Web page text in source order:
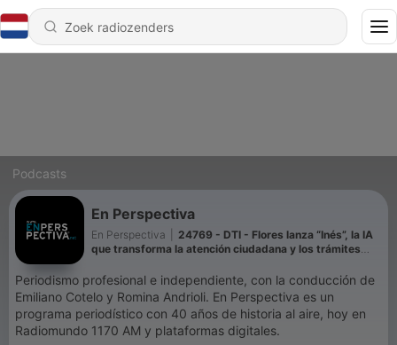
Podcasts
En Perspectiva
En Perspectiva
24769 - DTI - Flores lanza “Inés”, la IA
que transforma la atención ciudadana y los trámites
Periodismo profesional e independiente, con la conducción de
Emiliano Cotelo y Romina Andrioli. En Perspectiva es un
programa periodístico con 40 años de historia al aire, hoy en
Radiomundo 1170 AM y plataformas digitales.